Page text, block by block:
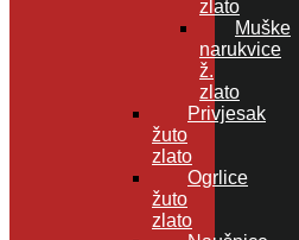
zlato
Muške
narukvice
ž.
zlato
Privjesak
žuto
zlato
Ogrlice
žuto
zlato